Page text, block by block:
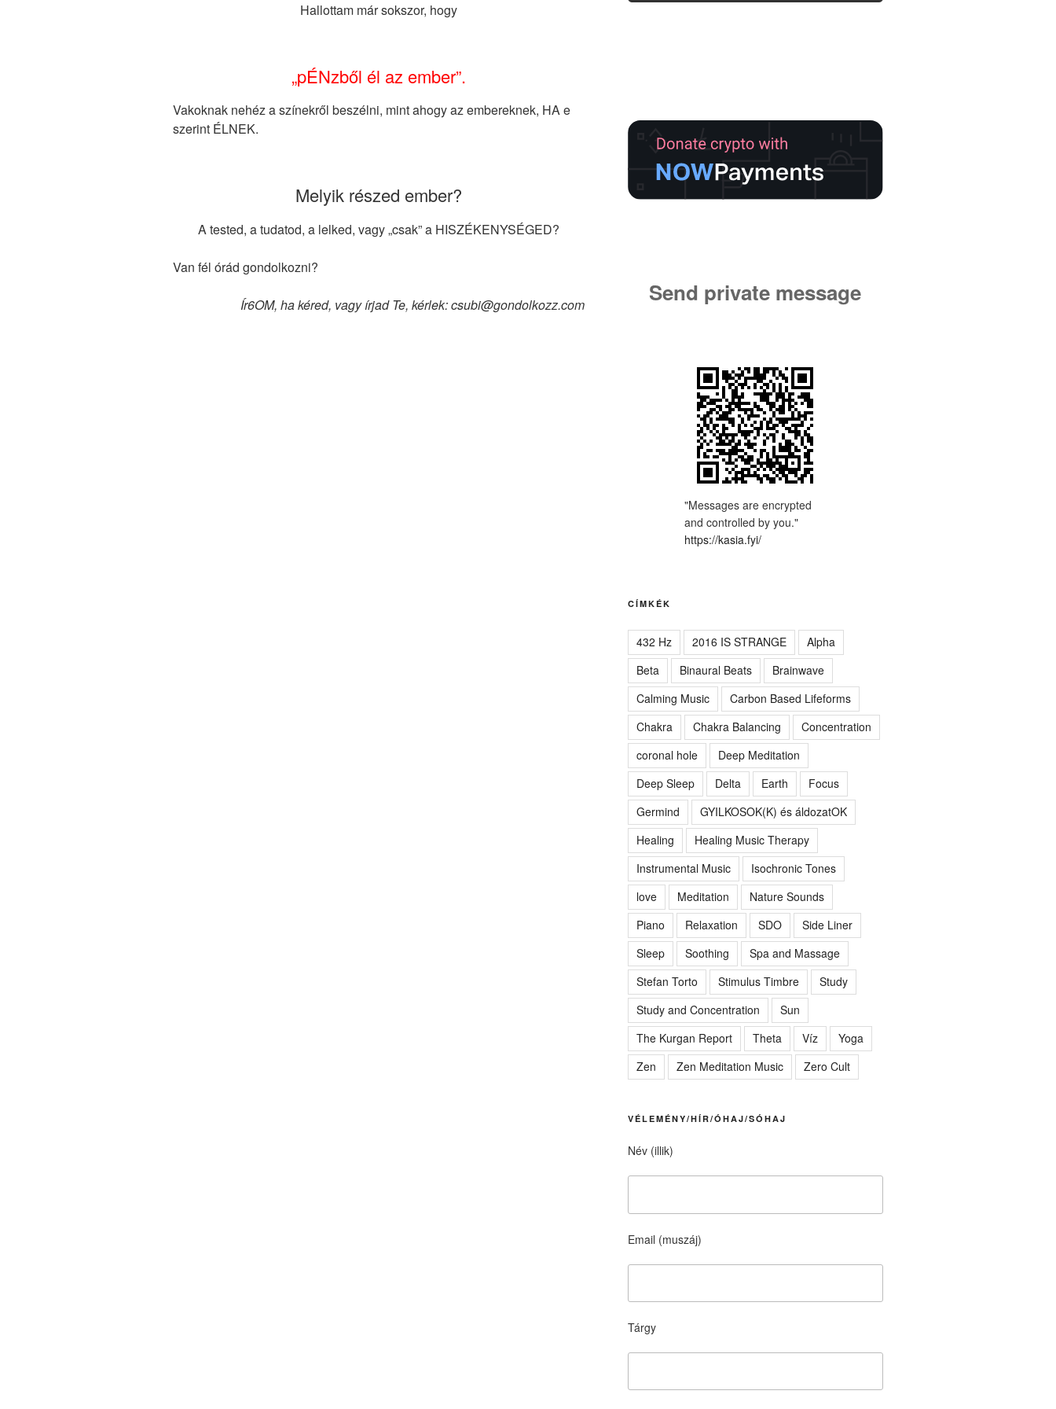
Hallottam már sokszor, hogy
„pÉNzből él az ember”.
Vakoknak nehéz a színekről beszélni, mint ahogy az embereknek, HA e
szerint ÉLNEK.
Melyik részed ember?
A tested, a tudatod, a lelked, vagy „csak” a HISZÉKENYSÉGED?
Van fél órád gondolkozni?
Ír6OM, ha kéred, vagy írjad Te, kérlek: csubi@gondolkozz.com Send private message
"Messages are encrypted
and controlled by you."
https://kasia.fyi/
CÍMKÉK
432 Hz 2016 IS STRANGE
Alpha
Beta
Binaural Beats
Brainwave
Calming Music
Carbon Based Lifeforms
Chakra
Chakra Balancing
Concentration
coronal hole
Deep Meditation
Deep Sleep
Delta Earth
Focus
Germind
GYILKOSOK(K) és áldozatOK
Healing
Healing Music Therapy
Instrumental Music
Isochronic Tones
love
Meditation
Nature Sounds
Piano
Relaxation SDO
Side Liner
Sleep
Soothing
Spa and Massage
Stefan Torto
Stimulus Timbre
Study
Study and Concentration
Sun
The Kurgan Report
Theta Víz
Yoga
Zen
Zen Meditation Music Zero Cult
VÉLEMÉNY/HÍR/ÓHAJ/SÓHAJ
Név (illik)
Email (muszáj)
Tárgy